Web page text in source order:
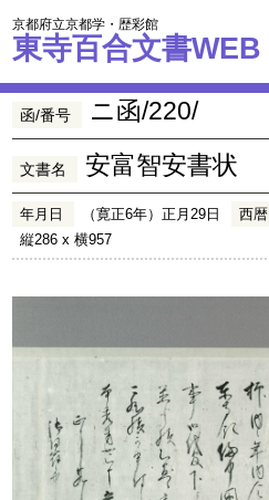
京都府立京都学・歴彩館
東寺百合文書WEB
函/番号 ニ函/220/
文書名 安富智安書状
年月日 （寛正6年）正月29日 西暦
縦286 x 横957